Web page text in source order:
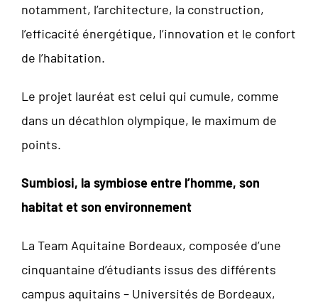
notamment, l’architecture, la construction,
l’efficacité énergétique, l’innovation et le confort
de l’habitation.
Le projet lauréat est celui qui cumule, comme
dans un décathlon olympique, le maximum de
points.
Sumbiosi, la symbiose entre l’homme, son
habitat et son environnement
La Team Aquitaine Bordeaux, composée d’une
cinquantaine d’étudiants issus des différents
campus aquitains – Universités de Bordeaux,